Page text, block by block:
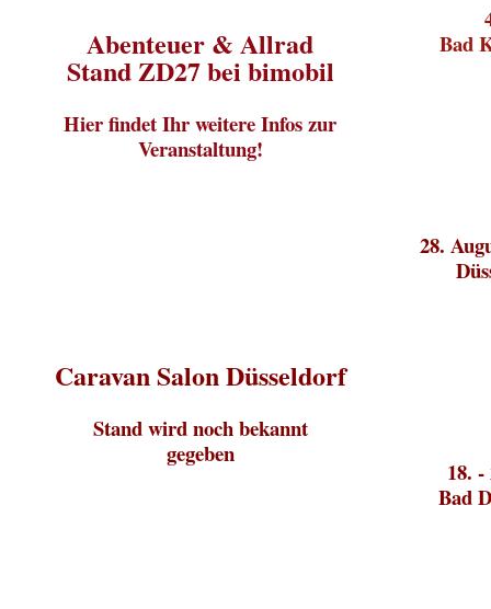
Abenteuer & Allrad
Stand ZD27 bei bimobil
Hier findet Ihr weitere Infos zur
Veranstaltung!
Caravan Salon Düsseldorf
Stand wird noch bekannt
gegeben
Bad
28.
18. -
Bad